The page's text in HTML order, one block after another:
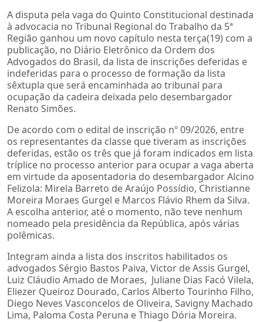
A disputa pela vaga do Quinto Constitucional destinada
à advocacia no Tribunal Regional do Trabalho da 5ª
Região ganhou um novo capítulo nesta terça(19) com a
publicação, no Diário Eletrônico da Ordem dos
Advogados do Brasil, da lista de inscrições deferidas e
indeferidas para o processo de formação da lista
sêxtupla que será encaminhada ao tribunal para
ocupação da cadeira deixada pelo desembargador
Renato Simões.
De acordo com o edital de inscrição nº 09/2026, entre
os representantes da classe que tiveram as inscrições
deferidas, estão os três que já foram indicados em lista
tríplice no processo anterior para ocupar a vaga aberta
em virtude da aposentadoria do desembargador Alcino
Felizola: Mirela Barreto de Araújo Possídio, Christianne
Moreira Moraes Gurgel e Marcos Flávio Rhem da Silva.
A escolha anterior, até o momento, não teve nenhum
nomeado pela presidência da República, após várias
polêmicas.
Integram ainda a lista dos inscritos habilitados os
advogados Sérgio Bastos Paiva, Victor de Assis Gurgel,
Luiz Cláudio Amado de Moraes, Juliane Dias Facó Vilela,
Eliezer Queiroz Dourado, Carlos Alberto Tourinho Filho,
Diego Neves Vasconcelos de Oliveira, Savigny Machado
Lima, Paloma Costa Peruna e Thiago Dória Moreira.